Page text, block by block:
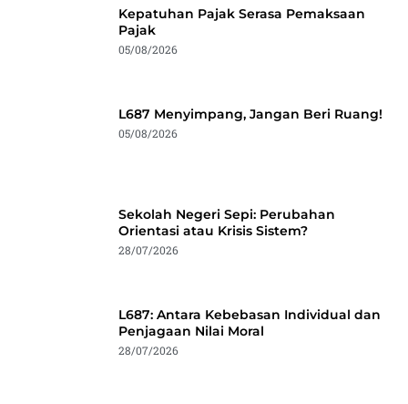
Kepatuhan Pajak Serasa Pemaksaan
Pajak
05/08/2026
L687 Menyimpang, Jangan Beri Ruang!
05/08/2026
Sekolah Negeri Sepi: Perubahan
Orientasi atau Krisis Sistem?
28/07/2026
L687: Antara Kebebasan Individual dan
Penjagaan Nilai Moral
28/07/2026